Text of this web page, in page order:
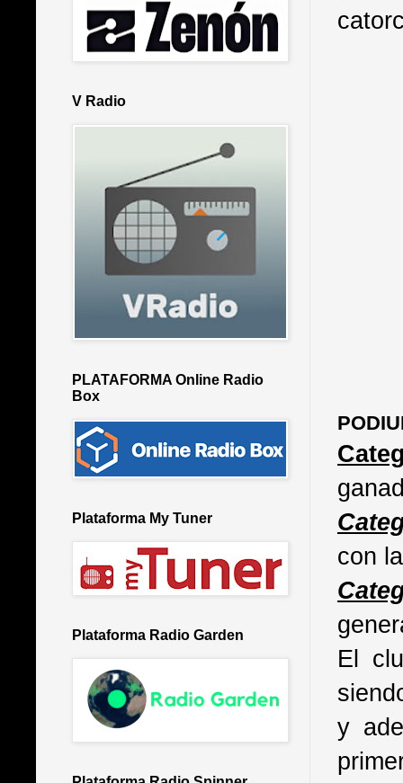
con
El
y
V Radio
PLATAFORMA Online Radio
Box
Plataforma My Tuner
Plataforma Radio Garden